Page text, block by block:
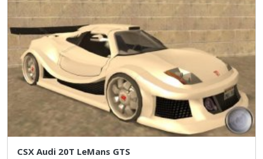
CSX Audi 20T LeMans GTS